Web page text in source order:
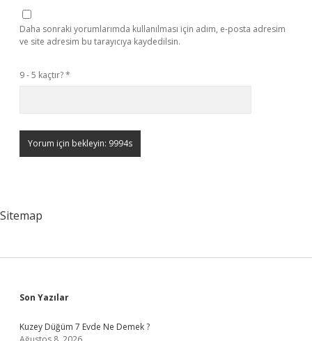
Daha sonraki yorumlarımda kullanılması için adım, e-posta adresim
ve site adresim bu tarayıcıya kaydedilsin.
9 - 5 kaçtır?*
Sitemap
Sidebar
Son Yazılar
Kuzey Düğüm 7 Evde Ne Demek ?